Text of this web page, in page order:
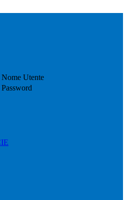
Nome Utente
Password